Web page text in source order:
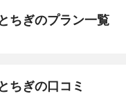
ちぎのプラン一覧
ちぎの口コミ